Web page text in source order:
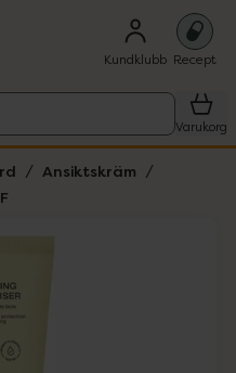
Kundklubb Recept
Varukorg
Ansiktskräm